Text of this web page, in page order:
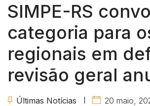
SIMPE-RS
categoria para
regionais em
revisão geral
Últimas Notícias 20 maio,